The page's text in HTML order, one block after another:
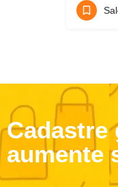
Cadastre
aumente